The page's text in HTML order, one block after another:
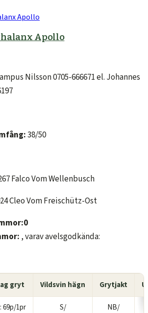
Apollo
Nilsson 0705-666671 el. Johannes
38/50
Falco Vom Wellenbusch
Cleo Vom Freischütz-Ost
, varav avelsgodkända:
gryt Vildsvin hägn Grytjakt
69p/1pr S/ NB/